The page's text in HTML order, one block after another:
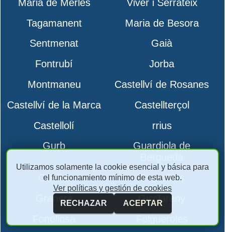
Maria de Merlès
Viver i Serrateix
Tagamanent
Maria de Besora
Sentmenat
Gaià
Fontrubí
Jorba
Montmaneu
Castellví de Rosanes
Castellví de la Marca
Castellterçol
Castellolí
rrius
Gurb
Guardiola de
Gualba
Granollers
Granera
Gisclareny
Utilizamos solamente la cookie esencial y básica para
el funcionamiento mínimo de esta web.
Ver políticas y gestión de cookies
RECHAZAR
ACEPTAR